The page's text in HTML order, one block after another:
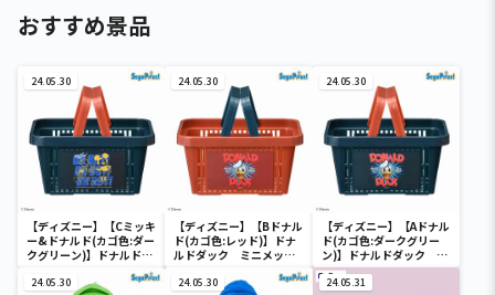
おすすめ景品
24.05.30
【ディズニー】【Cミッキ
ー&ドナルド(カゴ色:ダー
クグリーン)】ドナルドダ
ック ミニメッシュカゴ
24.05.30
【ディズニー】【Bドナル
ド(カゴ色:レッド)】ドナ
ルドダック ミニメッシ
24.05.30
【ディズニー】【Aドナル
ド(カゴ色:ダークグリー
ン)】ドナルドダック ミ
ニメッシュカゴ
24.05.30 24.05.30 24.05.31